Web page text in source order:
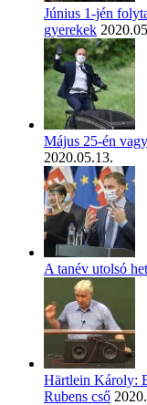
Június 1-jén
gyerekek
Május 25-én
2020.05.13.
A tanév utolsó
Härtlein Károly:
Rubens cső